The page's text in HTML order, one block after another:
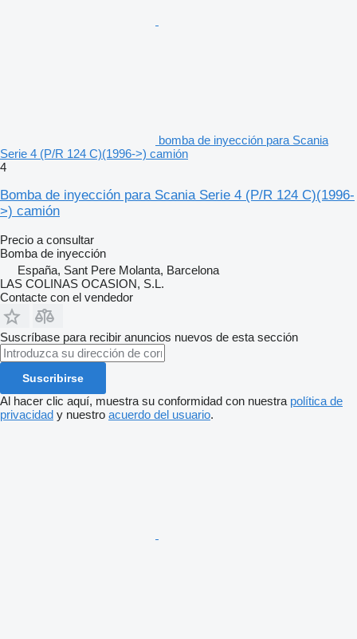
bomba de inyección para Scania
Serie 4 (P/R 124 C)(1996->) camión
4
Bomba de inyección para Scania Serie 4 (P/R 124 C)(1996-
>) camión
Precio a consultar
Bomba de inyección
España, Sant Pere Molanta, Barcelona
LAS COLINAS OCASION, S.L.
Contacte con el vendedor
Suscríbase para recibir anuncios nuevos de esta sección
Suscribirse
Al hacer clic aquí, muestra su conformidad con nuestra política de
privacidad y nuestro acuerdo del usuario.